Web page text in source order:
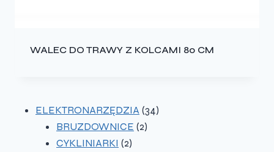
WALEC DO TRAWY Z KOLCAMI 80 CM
ELEKTRONARZĘDZIA 3434
BRUZDOWNICE 22
CYKLINIARKI 22